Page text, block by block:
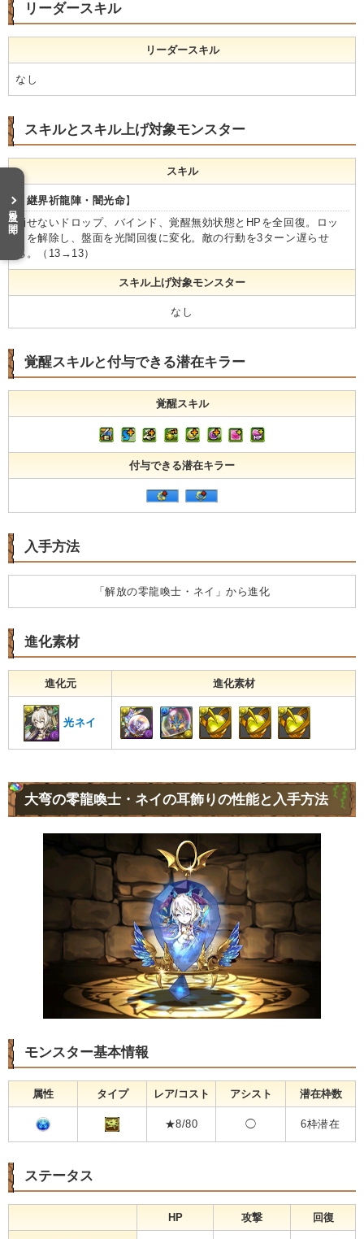
リーダースキル
リーダースキル
なし
スキルとスキル上げ対象モンスター
スキル
【 継界祈龍陣・闇光命】
消せないドロップ、バインド、覚醒無効状態とHPを全回復。ロッ
クを解除し、盤面を光闇回復に変化。敵の行動を3ターン遅らせ
る。（13→13）
スキル上げ対象モンスター
なし
覚醒スキルと付与できる潜在キラー
覚醒スキル
付与できる潜在キラー
入手方法
「解放の零龍喚士・ネイ」から進化
進化素材
進化元 進化素材
光ネイ
大弯の零龍喚士・ネイの耳飾りの性能と入手方法
モンスター基本情報
属性 タイプ レア/コスト アシスト 潜在枠数
★8/80 ◯ 6枠潜在
ステータス
HP 攻撃 回復
目次を開く